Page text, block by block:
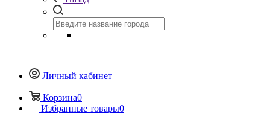
Личный кабинет
Корзина0
Избранные товары0